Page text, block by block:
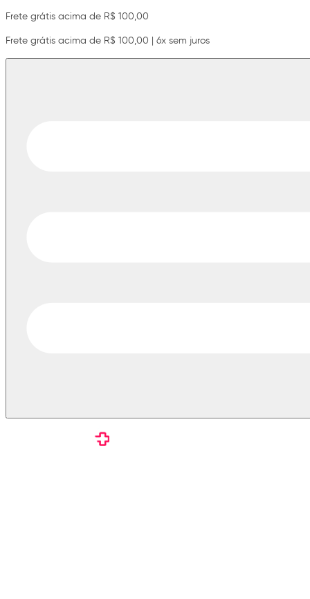
Frete grátis acima de R$ 100,00
Frete grátis acima de R$ 100,00 | 6x sem juros